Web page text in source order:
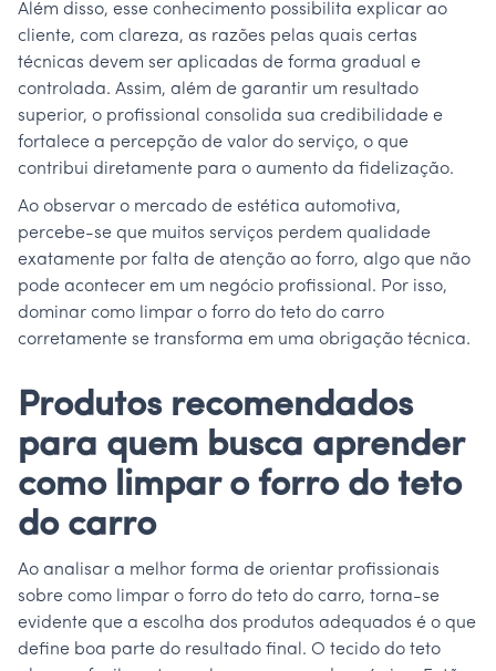
Além disso, esse conhecimento possibilita explicar ao
cliente, com clareza, as razões pelas quais certas
técnicas devem ser aplicadas de forma gradual e
controlada. Assim, além de garantir um resultado
superior, o profissional consolida sua credibilidade e
fortalece a percepção de valor do serviço, o que
contribui diretamente para o aumento da fidelização.
Ao observar o mercado de estética automotiva,
percebe-se que muitos serviços perdem qualidade
exatamente por falta de atenção ao forro, algo que não
pode acontecer em um negócio profissional. Por isso,
dominar como limpar o forro do teto do carro
corretamente se transforma em uma obrigação técnica.
Produtos recomendados
para quem busca aprender
como limpar o forro do teto
do carro
Ao analisar a melhor forma de orientar profissionais
sobre como limpar o forro do teto do carro, torna-se
evidente que a escolha dos produtos adequados é o que
define boa parte do resultado final. O tecido do teto